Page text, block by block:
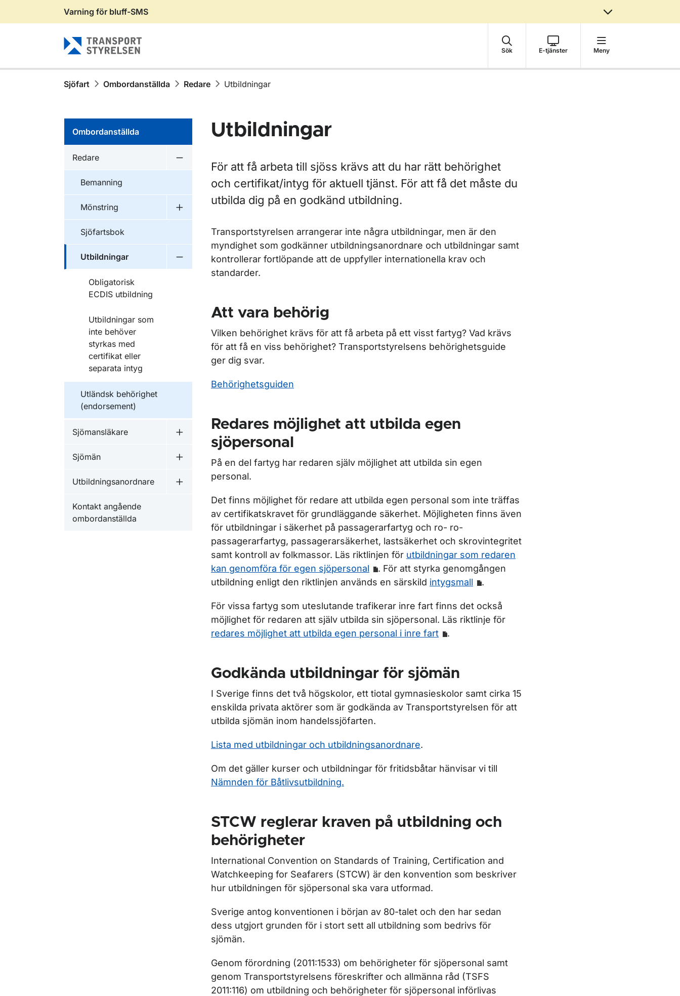
Gå till sidans innehåll
Varning för bluff-SMS
Sök E-tjänster Meny
Sjöfart Ombordanställda Redare Utbildningar
Ombordanställda
Redare
Undermeny för Redare
Bemanning
Mönstring
Undermeny för Mönstring
Sjöfartsbok
Utbildningar
Undermeny för Utbildningar
Obligatorisk
ECDIS utbildning
Utbildningar som
inte behöver
styrkas med
certifikat eller
separata intyg
Utländsk behörighet
(endorsement)
Sjömansläkare
Undermeny för Sjömansläkare
Sjömän
Undermeny för Sjömän
Utbildningsanordnare
Undermeny för Utbildningsanordnare
Kontakt angående
ombordanställda
Utbildningar
För att få arbeta till sjöss krävs att du har rätt behörighet
och certifikat/intyg för aktuell tjänst. För att få det måste du
utbilda dig på en godkänd utbildning.
Transportstyrelsen arrangerar inte några utbildningar, men är den
myndighet som godkänner utbildningsanordnare och utbildningar samt
kontrollerar fortlöpande att de uppfyller internationella krav och
standarder.
Att vara behörig
Vilken behörighet krävs för att få arbeta på ett visst fartyg? Vad krävs
för att få en viss behörighet? Transportstyrelsens behörighetsguide
ger dig svar.
Behörighetsguiden
Redares möjlighet att utbilda egen
sjöpersonal
På en del fartyg har redaren själv möjlighet att utbilda sin egen
personal.
Det finns möjlighet för redare att utbilda egen personal som inte träffas
av certifikatskravet för grundläggande säkerhet. Möjligheten finns även
för utbildningar i säkerhet på passagerarfartyg och ro- ro-
passagerarfartyg, passagerarsäkerhet, lastsäkerhet och skrovintegritet
samt kontroll av folkmassor. Läs riktlinjen för utbildningar som redaren
kan genomföra för egen sjöpersonal
. För att styrka genomgången
utbildning enligt den riktlinjen används en särskild intygsmall .
För vissa fartyg som uteslutande trafikerar inre fart finns det också
möjlighet för redaren att själv utbilda sin sjöpersonal. Läs riktlinje för
redares möjlighet att utbilda egen personal i inre fart
.
Godkända utbildningar för sjömän
I Sverige finns det två högskolor, ett tiotal gymnasieskolor samt cirka 15
enskilda privata aktörer som är godkända av Transportstyrelsen för att
utbilda sjömän inom handelssjöfarten.
Lista med utbildningar och utbildningsanordnare.
Om det gäller kurser och utbildningar för fritidsbåtar hänvisar vi till
Nämnden för Båtlivsutbildning.
STCW reglerar kraven på utbildning och
behörigheter
International Convention on Standards of Training, Certification and
Watchkeeping for Seafarers (STCW) är den konvention som beskriver
hur utbildningen för sjöpersonal ska vara utformad.
Sverige antog konventionen i början av 80-talet och den har sedan
dess utgjort grunden för i stort sett all utbildning som bedrivs för
sjömän.
Genom förordning (2011:1533) om behörigheter för sjöpersonal samt
genom Transportstyrelsens föreskrifter och allmänna råd (TSFS
2011:116) om utbildning och behörigheter för sjöpersonal införlivas